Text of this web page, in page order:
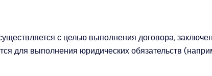
с целью выполнения договора,
для выполнения юридических обязательств